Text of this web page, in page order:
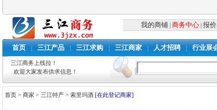
我的商铺 商务中心 |报
首页 三江产品 三江求购 三江商家 人才招聘 行业展
三江商务上线拉！
欢迎大家发布供求信息！
首页 >商家 >三江特产 >索里玛酒 [在此登记商家]